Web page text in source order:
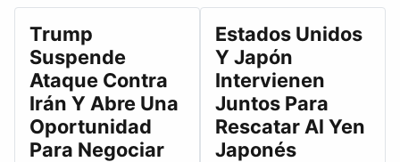
Trump
Suspende
Ataque Contra
Irán Y Abre Una
Oportunidad
Para Negociar
Estados Unidos
Y Japón
Intervienen
Juntos Para
Rescatar Al Yen
Japonés